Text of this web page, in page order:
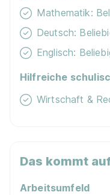
Ausbildung zum
(m/w/d)
01.09.2026
86424
Mathematik:
Deutsch:
Englisch:
Hilfreiche
Wirtschaft &
Das kommt
Arbeitsumfeld